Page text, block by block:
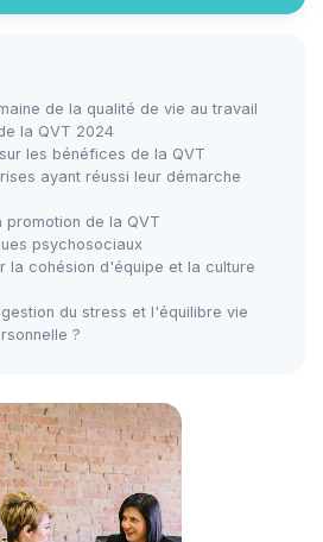
de la qualité de vie au travail
la QVT 2024
les bénéfices de la QVT
ayant réussi leur démarche
promotion de la QVT
psychosociaux
la cohésion d'équipe et la culture
du stress et l'équilibre vie
?